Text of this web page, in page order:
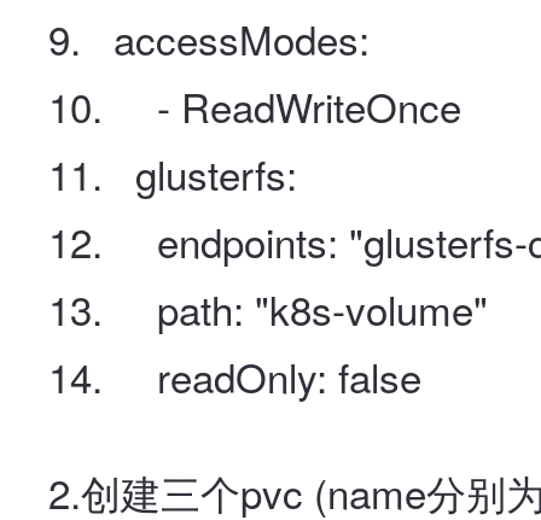
accessModes:
- ReadWriteOnce
glusterfs:
endpoints:
path: "k8s-volume"
readOnly: false
2.创建三个pvc (name分别